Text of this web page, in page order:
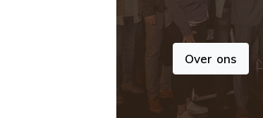
Over ons